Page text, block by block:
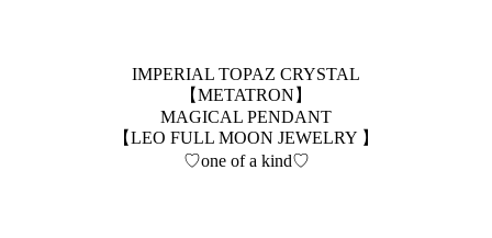
IMPERIAL TOPAZ CRYSTAL
【METATRON】
MAGICAL PENDANT
【LEO FULL MOON JEWELRY 】
♡one of a kind♡